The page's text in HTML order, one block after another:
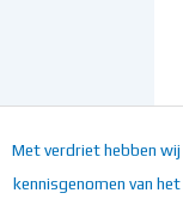
Met verdriet hebben wij
kennisgenomen van het